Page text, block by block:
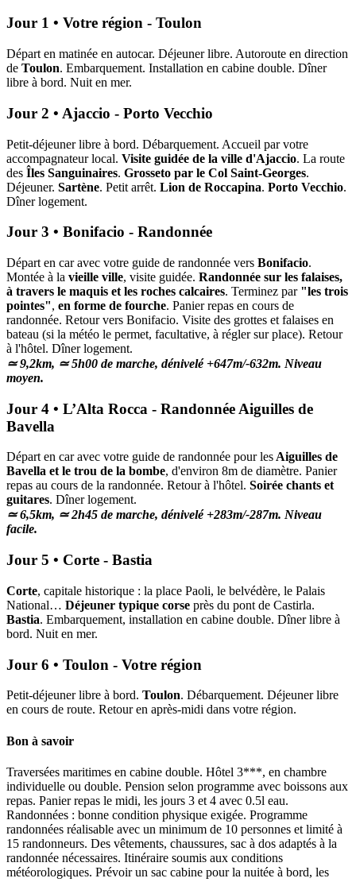
Jour 1 • Votre région - Toulon
Départ en matinée en autocar. Déjeuner libre. Autoroute en direction
de Toulon. Embarquement. Installation en cabine double. Dîner
libre à bord. Nuit en mer.
Jour 2 • Ajaccio - Porto Vecchio
Petit-déjeuner libre à bord. Débarquement. Accueil par votre
accompagnateur local. Visite guidée de la ville d'Ajaccio. La route
des Îles Sanguinaires. Grosseto par le Col Saint-Georges.
Déjeuner. Sartène. Petit arrêt. Lion de Roccapina. Porto Vecchio.
Dîner logement.
Jour 3 • Bonifacio - Randonnée
Départ en car avec votre guide de randonnée vers Bonifacio.
Montée à la vieille ville, visite guidée. Randonnée sur les falaises,
à travers le maquis et les roches calcaires. Terminez par "les trois
pointes", en forme de fourche. Panier repas en cours de
randonnée. Retour vers Bonifacio. Visite des grottes et falaises en
bateau (si la météo le permet, facultative, à régler sur place). Retour
à l'hôtel. Dîner logement.
≃ 9,2km, ≃ 5h00 de marche, dénivelé +647m/-632m. Niveau
moyen.
Jour 4 • L’Alta Rocca - Randonnée Aiguilles de
Bavella
Départ en car avec votre guide de randonnée pour lesAiguilles de
Bavella et le trou de la bombe, d'environ 8m de diamètre. Panier
repas au cours de la randonnée. Retour à l'hôtel. Soirée chants et
guitares. Dîner logement.
≃ 6,5km, ≃ 2h45 de marche, dénivelé +283m/-287m. Niveau
facile.
Jour 5 • Corte - Bastia
Corte, capitale historique : la place Paoli, le belvédère, le Palais
National… Déjeuner typique corse près du pont de Castirla.
Bastia. Embarquement, installation en cabine double. Dîner libre à
bord. Nuit en mer.
Jour 6 • Toulon - Votre région
Petit-déjeuner libre à bord. Toulon. Débarquement. Déjeuner libre
en cours de route. Retour en après-midi dans votre région.
Bon à savoir
Traversées maritimes en cabine double. Hôtel 3***, en chambre
individuelle ou double. Pension selon programme avec boissons aux
repas. Panier repas le midi, les jours 3 et 4 avec 0.5l eau.
Randonnées : bonne condition physique exigée. Programme
randonnées réalisable avec un minimum de 10 personnes et limité à
15 randonneurs. Des vêtements, chaussures, sac à dos adaptés à la
randonnée nécessaires. Itinéraire soumis aux conditions
météorologiques. Prévoir un sac cabine pour la nuitée à bord, les